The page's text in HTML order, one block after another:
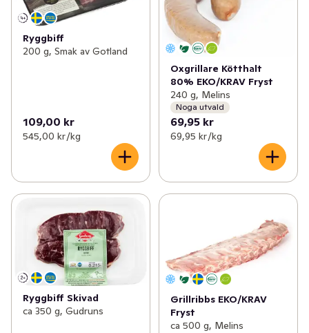
Ryggbiff
200 g, Smak av Gotland
109,00 kr
545,00 kr /kg
Oxgrillare Kötthalt
80% EKO/KRAV Fryst
240 g, Melins
Noga utvald
69,95 kr
69,95 kr /kg
Ryggbiff Skivad
ca 350 g, Gudruns
Grillribbs EKO/KRAV
Fryst
ca 500 g, Melins